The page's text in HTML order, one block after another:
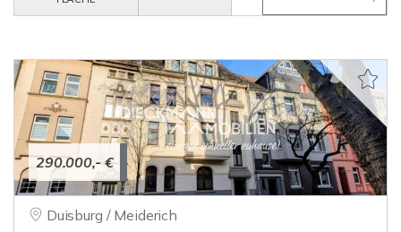
290.000,- €
Duisburg / Meiderich